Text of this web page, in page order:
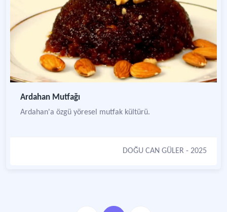
Ardahan Mutfağı
Ardahan'a özgü yöresel mutfak kültürü.
DOĞU CAN GÜLER - 2025